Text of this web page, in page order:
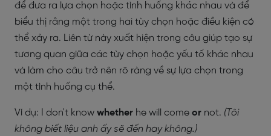
để đưa ra lựa chọn hoặc tình huống khác nhau và để
biểu thị rằng một trong hai tùy chọn hoặc điều kiện có
thể xảy ra. Liên từ này xuất hiện trong câu giúp tạo sự
tương quan giữa các tùy chọn hoặc yếu tố khác nhau
và làm cho câu trở nên rõ ràng về sự lựa chọn trong
một tình huống cụ thể.
Ví dụ: I don't know whether he will come or not. (Tôi
không biết liệu anh ấy sẽ đến hay không.)